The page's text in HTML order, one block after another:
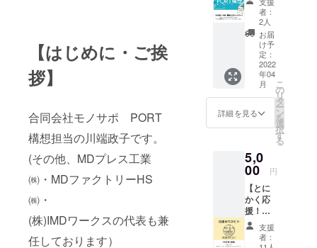
【はじめに・ご挨
拶】
合同会社モノサポ PORT
構想担当の川端政子です。
(その他、MDプレス工業
㈱・MDファクトリーHS
㈱・
(株)IMDワークスの代表も兼
任しております）
北摂
PORT(大阪
谷町
PORT(大阪
府大阪市中
央区本町)
2021年内に
PORT(宮城
県塩竈市)
PORT(大阪
府東大阪市)
ステッ
カー】
感謝の
気持ち
を込め
たお手
紙と
PORT構
想のロ
ゴス
テッ
しま
す。 ※
表示価
格は税
込・送
料込み
です。
者：
2人
お届
け予
定：
2022
年04
月
詳細を見る
こ
の
リ
タ
ー
ン
を
選
択
す
る
5,0
00 円
【とに
かく応
援！】
PORT構
想をと
にかく
支援
者：